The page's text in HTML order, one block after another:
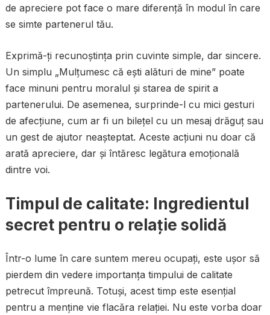
de apreciere pot face o mare diferență în modul în care
se simte partenerul tău.
Exprimă-ți recunoștința prin cuvinte simple, dar sincere.
Un simplu „Mulțumesc că ești alături de mine” poate
face minuni pentru moralul și starea de spirit a
partenerului. De asemenea, surprinde-l cu mici gesturi
de afecțiune, cum ar fi un bilețel cu un mesaj drăguț sau
un gest de ajutor neașteptat. Aceste acțiuni nu doar că
arată apreciere, dar și întăresc legătura emoțională
dintre voi.
Timpul de calitate: Ingredientul
secret pentru o relație solidă
Într-o lume în care suntem mereu ocupați, este ușor să
pierdem din vedere importanța timpului de calitate
petrecut împreună. Totuși, acest timp este esențial
pentru a menține vie flacăra relației. Nu este vorba doar